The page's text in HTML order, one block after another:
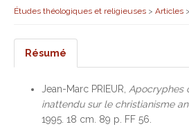
Études théologiques et religieuses > Articles >
Résumé
Jean-Marc PRIEUR, Apocryphes
inattendu sur le christianisme
1995. 18 cm. 89 p. FF 56.